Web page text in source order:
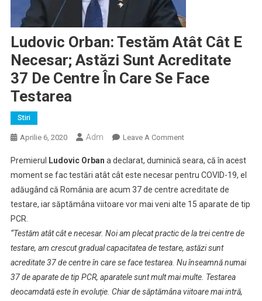
Ludovic Orban: Testăm Atât Cât E
Necesar; Astăzi Sunt Acreditate
37 De Centre În Care Se Face
Testarea
Stiri
Aprilie 6, 2020 Adm Leave A CommentOn
Orban:
Testăm
Atât
Cât
Necesar;
Astăzi
Sunt
Premierul Ludovic Orban a declarat, duminică seara, că în acest
moment se fac testări atât cât este necesar pentru COVID-19, el
adăugând că România are acum 37 de centre acreditate de
testare, iar săptămâna viitoare vor mai veni alte 15 aparate de tip
PCR.
“Testăm atât cât e necesar. Noi am plecat practic de la trei centre de
testare, am crescut gradual capacitatea de testare, astăzi sunt
acreditate 37 de centre în care se face testarea. Nu înseamnă numai
37 de aparate de tip PCR, aparatele sunt mult mai multe. Testarea
deocamdată este în evoluţie. Chiar de săptămâna viitoare mai intră,